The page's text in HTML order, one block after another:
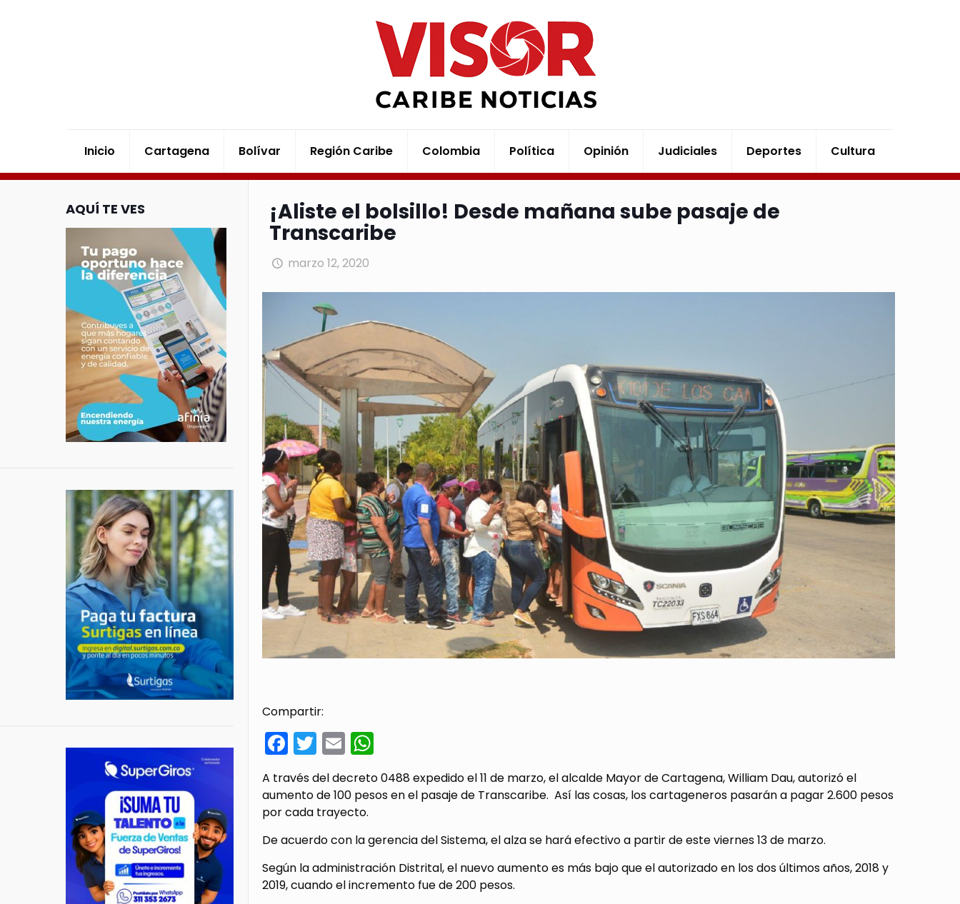
Inicio Cartagena Bolívar Región Caribe Colombia Política Opinión Judiciales Deportes Cultura
¡Aliste el bolsillo! Desde mañana sube pasaje de
Transcaribe
marzo 12, 2020
Compartir:
Facebook
Twitter
Email
A través del decreto 0488 expedido el 11 de marzo, el alcalde Mayor de Cartagena, William Dau, autorizó el
aumento de 100 pesos en el pasaje de Transcaribe. Así las cosas, los cartageneros pasarán a pagar 2.600 pesos
por cada trayecto.
De acuerdo con la gerencia del Sistema, el alza se hará efectivo a partir de este viernes 13 de marzo.
Según la administración Distrital, el nuevo aumento es más bajo que el autorizado en los dos últimos años, 2018 y
2019, cuando el incremento fue de 200 pesos.
AQUÍ TE VES